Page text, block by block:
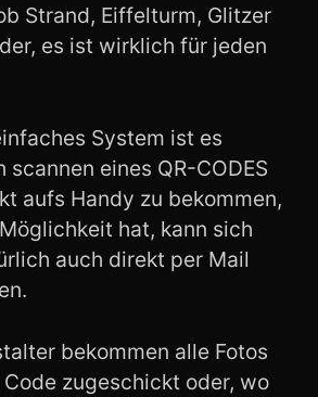
Strand, Eiffelturm, Glitzer
es ist wirklich für jeden
System ist es
eines QR-CODES
aufs Handy zu bekommen,
hat, kann sich
auch direkt per Mail
bekommen alle Fotos
zugeschickt oder, wo